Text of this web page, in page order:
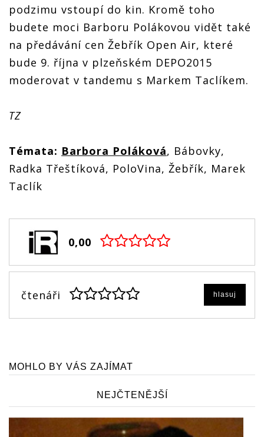
podzimu vstoupí do kin. Kromě toho
budete moci Barboru Polákovou vidět také
na předávání cen Žebřík Open Air, které
bude 9. října v plzeňském DEPO2015
moderovat v tandemu s Markem Taclíkem.
TZ
Témata: Barbora Poláková, Bábovky,
Radka Třeštíková, PoloVina, Žebřík, Marek
Taclík
0,00
čtenáři hlasuj
MOHLO BY VÁS ZAJÍMAT
NEJČTENĚJŠÍ